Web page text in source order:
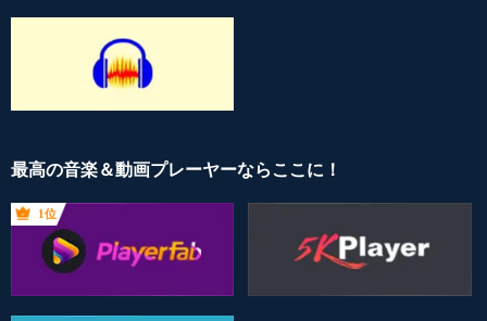
最高の音楽＆動画プレーヤーならここに！
1位